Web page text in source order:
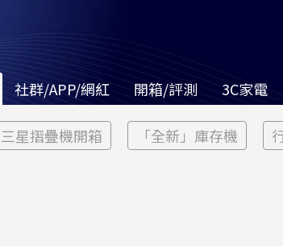
社群/APP/網紅 開箱/評測 3C家電
三星摺疊機開箱 「全新」庫存機